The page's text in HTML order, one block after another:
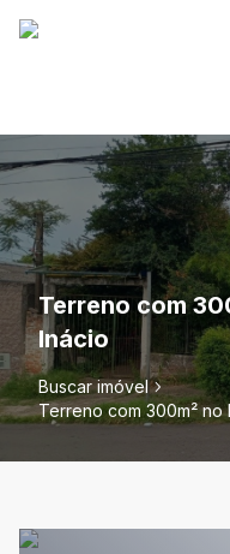
Terreno com
Inácio
Buscar imóvel
Terreno com 300m² no